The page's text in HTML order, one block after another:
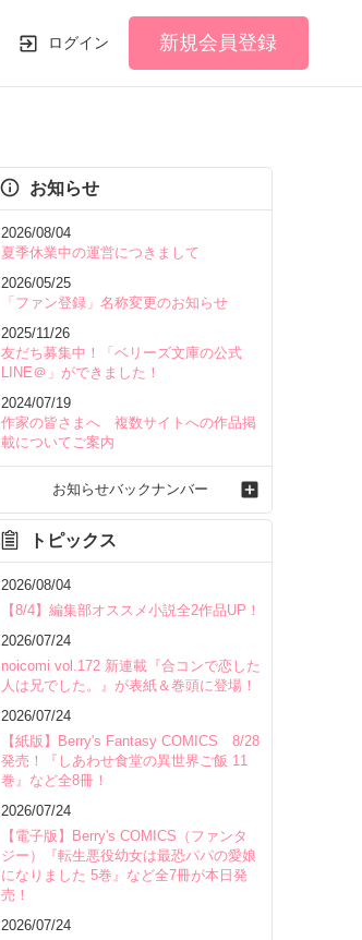
ログイン 新規会員登録
お知らせ
2026/08/04
夏季休業中の運営につきまして
2026/05/25
「ファン登録」名称変更のお知らせ
2025/11/26
友だち募集中！「ベリーズ文庫の公式
LINE＠」ができました！
2024/07/19
作家の皆さまへ 複数サイトへの作品掲
載についてご案内
お知らせバックナンバー
トピックス
2026/08/04
【8/4】編集部オススメ小説全2作品UP！
2026/07/24
noicomi vol.172 新連載『合コンで恋した
人は兄でした。』が表紙＆巻頭に登場！
2026/07/24
【紙版】Berry's Fantasy COMICS 8/28
発売！『しあわせ食堂の異世界ご飯 11
巻』など全8冊！
2026/07/24
【電子版】Berry's COMICS（ファンタ
ジー）『転生悪役幼女は最恐パパの愛娘
になりました 5巻』など全7冊が本日発
売！
2026/07/24